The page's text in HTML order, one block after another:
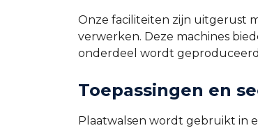
Onze faciliteiten zijn uitgerust
verwerken. Deze machines
onderdeel wordt
Toepassingen en
Plaatwalsen wordt gebruikt in